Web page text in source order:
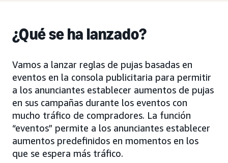
¿Qué se ha lanzado?
Vamos a lanzar reglas de pujas basadas en
eventos en la consola publicitaria para permitir
a los anunciantes establecer aumentos de pujas
en sus campañas durante los eventos con
mucho tráfico de compradores. La función
“eventos” permite a los anunciantes establecer
aumentos predefinidos en momentos en los
que se espera más tráfico.